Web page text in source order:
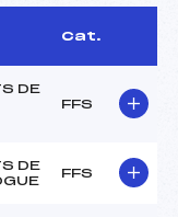
Cat.
DE
FFS
DE
FFS